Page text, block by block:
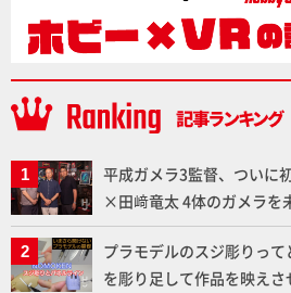
平成ガメラ3監督、ついに
×田﨑竜太 4体のガメラを
メラ永久保存化プロジェク
プラモデルのスジ彫りっ
を彫り足して作品を映え